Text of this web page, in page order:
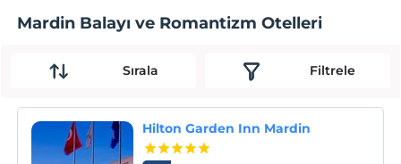
Mardin Balayı ve Romantizm Otelleri
Sırala Filtrele
Hilton Garden Inn Mardin